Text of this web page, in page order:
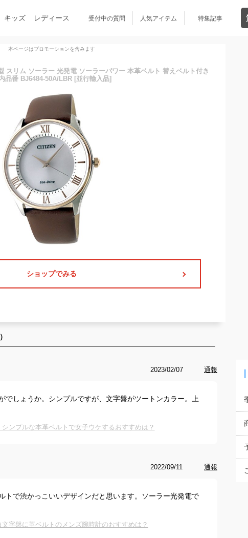
キッズ レディース 受付中の質問 人気アイテム 特集記事
本ページはプロモーションを含みます
スリム ソーラー 光発電 ソーラーパワー 本革ベルト 替えベルト付き
品番 BJ6484-50A/LBR [並行輸入品]
ショップでみる
2023/02/07 通報
でしょうか。シンプルですが、文字盤がツートンカラー。上
シンプルな本革ベルトで女子ウケするおすすめは？
2022/09/11 通報
トで渋かっこいいデザインだと思います。ソーラー光発電で
文字盤に革ベルトのメンズ腕時計のおすすめは？